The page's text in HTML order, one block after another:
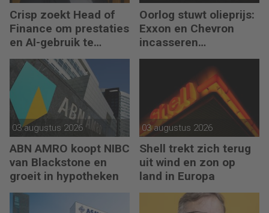
Crisp zoekt Head of
Finance om prestaties
en AI-gebruik te
versnellen
Oorlog stuwt olieprijs:
Exxon en Chevron
incasseren
miljardenwinsten
03 augustus 2026
ABN AMRO koopt NIBC
van Blackstone en
groeit in hypotheken
03 augustus 2026
Shell trekt zich terug
uit wind en zon op
land in Europa